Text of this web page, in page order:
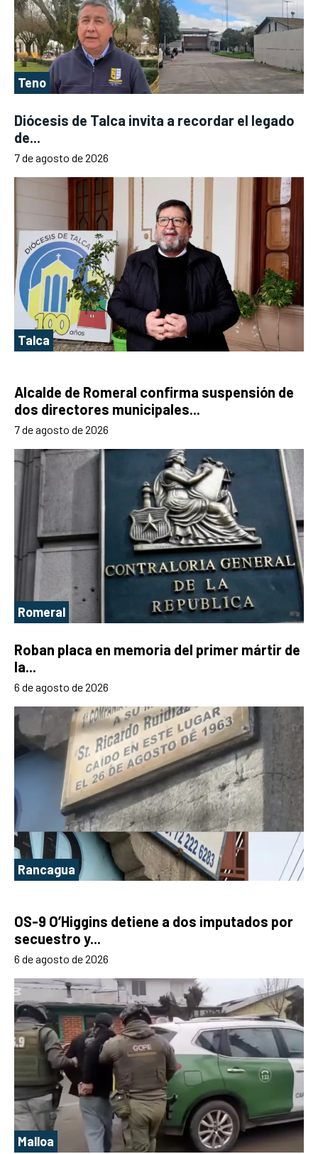
Teno
Diócesis de Talca invita a recordar el legado
de...
7 de agosto de 2026
Talca
Alcalde de Romeral confirma suspensión de
dos directores municipales...
7 de agosto de 2026
Romeral
Roban placa en memoria del primer mártir de
la...
6 de agosto de 2026
Rancagua
OS-9 O’Higgins detiene a dos imputados por
secuestro y...
6 de agosto de 2026
Malloa